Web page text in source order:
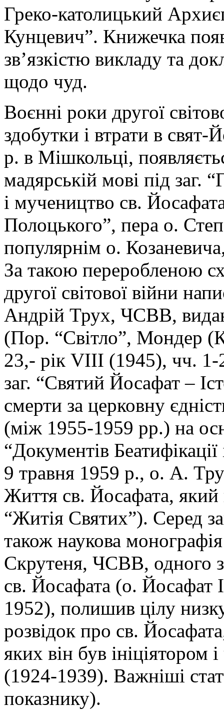
Греко-католицький
Кунцевич”. Книжечка
зв’язкістю викладу та
щодо чуд.
Воєнні роки другої
здобутки і втрати в свят-
р. в Мішкольці,
мадярській мові під заг.
і мучеництво св.
Полоцького”, пера о.
популярнім о.
За такою переробленою
другої світової війни
Андрій Трух, ЧСВВ,
(Пор. “Світло”, Мондер
23,- рік VIII (1945), чч.
заг. “Святий Йосафат –
смерти за церковну
(між 1955-1959 рр.) на
“Документів
9 травня 1959 р., о. А.
Життя св. Йосафата, який
“Житія Святих”). Серед
також наукова
Скрутеня, ЧСВВ, одного
св. Йосафата (о.
1952), полишив цілу
розвідок про св.
яких він був ініціятором
(1924-1939). Важніші
показнику).